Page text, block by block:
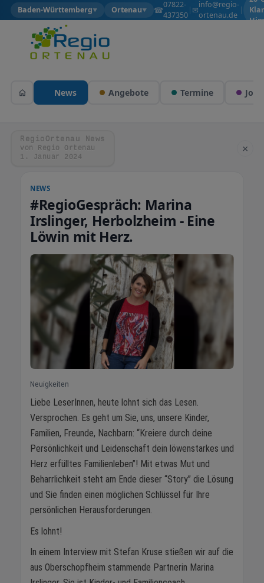
Baden-Württemberg▼ Ortenau▼ ☎07822-
437350
| ✉info@regio-
ortenau.de
|
News Angebote Termine Jobs
RegioOrtenau News
von Regio Ortenau
1. Januar 2024
×
NEWS
#RegioGespräch: Marina
Irslinger, Herbolzheim - Eine
Löwin mit Herz.
Neuigkeiten
Liebe LeserInnen, heute lohnt sich das Lesen.
Versprochen. Es geht um Sie, uns, unsere Kinder,
Familien, Freunde, Nachbarn: “Kreiere durch deine
Persönlichkeit und Leidenschaft dein löwenstarkes und
Herz erfülltes Familienleben”! Mit etwas Mut und
Beharrlichkeit steht am Ende dieser “Story” die Lösung
und Sie finden einen möglichen Schlüssel für Ihre
persönlichen Herausforderungen.
Es lohnt!
In einem Interview mit Stefan Kruse stießen wir auf die
aus Oberschopfheim stammende Partnerin Marina